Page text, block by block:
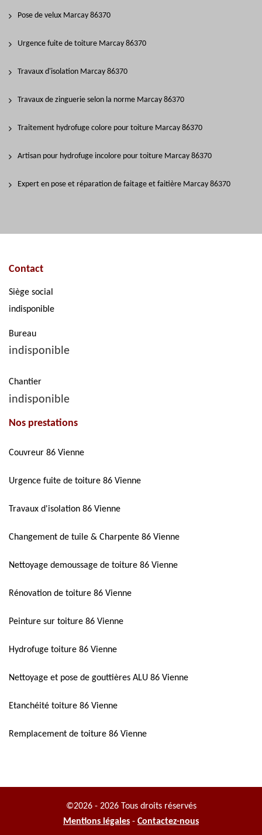
Pose de velux Marcay 86370
Urgence fuite de toiture Marcay 86370
Travaux d'isolation Marcay 86370
Travaux de zinguerie selon la norme Marcay 86370
Traitement hydrofuge colore pour toiture Marcay 86370
Artisan pour hydrofuge incolore pour toiture Marcay 86370
Expert en pose et réparation de faitage et faitière Marcay 86370
Contact
Siège social
indisponible
Bureau
indisponible
Chantier
indisponible
Nos prestations
Couvreur 86 Vienne
Urgence fuite de toiture 86 Vienne
Travaux d'isolation 86 Vienne
Changement de tuile & Charpente 86 Vienne
Nettoyage demoussage de toiture 86 Vienne
Rénovation de toiture 86 Vienne
Peinture sur toiture 86 Vienne
Hydrofuge toiture 86 Vienne
Nettoyage et pose de gouttières ALU 86 Vienne
Etanchéité toiture 86 Vienne
Remplacement de toiture 86 Vienne
©2026 - 2026 Tous droits réservés
Mentions légales - Contactez-nous